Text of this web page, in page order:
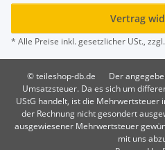
Vertrag
* Alle Preise inkl. gesetzlicher USt., zzgl.
© teileshop-db.de
Der
Umsatzsteuer. Da es sich um
UStG handelt, ist die Mehrwertsteuer
der Rechnung nicht gesondert
ausgewiesener Mehrwertsteuer
mit uns